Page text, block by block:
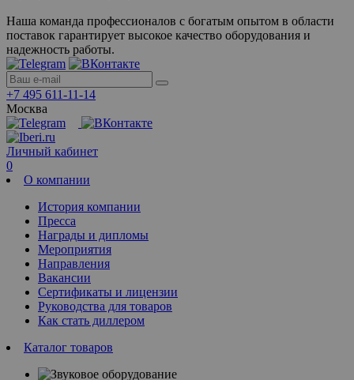
Наша команда профессионалов с богатым опытом в области
поставок гарантирует высокое качество оборудования и
надежность работы.
+7 495 611-11-14
Москва
Личный кабинет
0
О компании
История компании
Пресса
Награды и дипломы
Мероприятия
Направления
Вакансии
Сертификаты и лицензии
Руководства для товаров
Как стать диллером
Каталог товаров